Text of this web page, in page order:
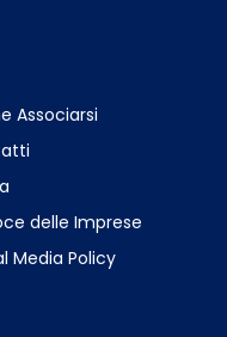
Associarsi
delle Imprese
Media Policy